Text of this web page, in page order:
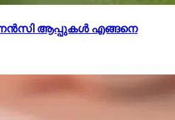
ആപ്പുകൾ എങ്ങനെ